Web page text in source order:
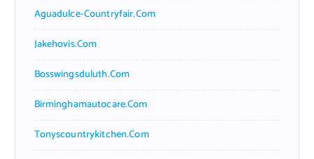
Aguadulce-Countryfair.com
Jakehovis.com
Bosswingsduluth.com
Birminghamautocare.com
Tonyscountrykitchen.com